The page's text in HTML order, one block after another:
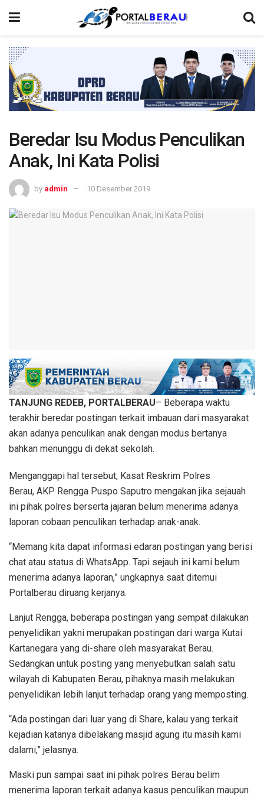
Beredar Isu Modus Penculikan
Anak, Ini Kata Polisi
by admin 10 Desember 2019
TANJUNG REDEB, PORTALBERAU– Beberapa waktu
terakhir beredar postingan terkait imbauan dari masyarakat
akan adanya penculikan anak dengan modus bertanya
bahkan menunggu di dekat sekolah.
Menganggapi hal tersebut, Kasat Reskrim Polres
Berau, AKP Rengga Puspo Saputro mengakan jika sejauah
ini pihak polres berserta jajaran belum menerima adanya
laporan cobaan penculikan terhadap anak-anak.
“Memang kita dapat informasi edaran postingan yang berisi
chat atau status di WhatsApp. Tapi sejauh ini kami belum
menerima adanya laporan,” ungkapnya saat ditemui
Portalberau diruang kerjanya.
Lanjut Rengga, beberapa postingan yang sempat dilakukan
penyelidikan yakni merupakan postingan dari warga Kutai
Kartanegara yang di-share oleh masyarakat Berau.
Sedangkan untuk posting yang menyebutkan salah satu
wilayah di Kabupaten Berau, pihaknya masih melakukan
penyelidikan lebih lanjut terhadap orang yang memposting.
“Ada postingan dari luar yang di Share, kalau yang terkait
kejadian katanya dibelakang masjid agung itu masih kami
dalami,” jelasnya.
Maski pun sampai saat ini pihak polres Berau belim
menerima laporan terkait adanya kasus penculikan maupun